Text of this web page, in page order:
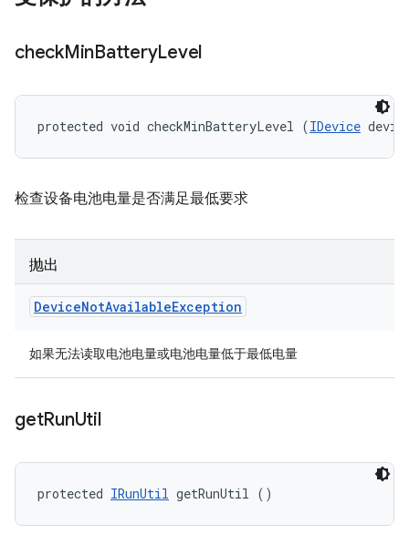
checkMinBatteryLevel
protected void checkMinBatteryLevel (IDevice
检查设备电池电量是否满足最低要求
抛出
DeviceNotAvailableException
如果无法读取电池电量或电池电量低于最低电量
getRunUtil
protected IRunUtil getRunUtil ()